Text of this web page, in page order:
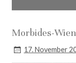
Morbides-
17. November